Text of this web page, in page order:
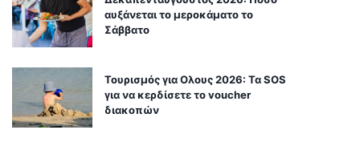
αυξάνεται το μεροκάματο το
Σάββατο
Τουρισμός για Ολους 2026: Τα SOS
για να κερδίσετε το voucher
διακοπών